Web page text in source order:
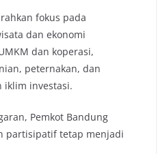
fokus pada
dan ekonomi
dan koperasi,
peternakan, dan
iklim investasi.
Pemkot Bandung
partisipatif tetap menjadi